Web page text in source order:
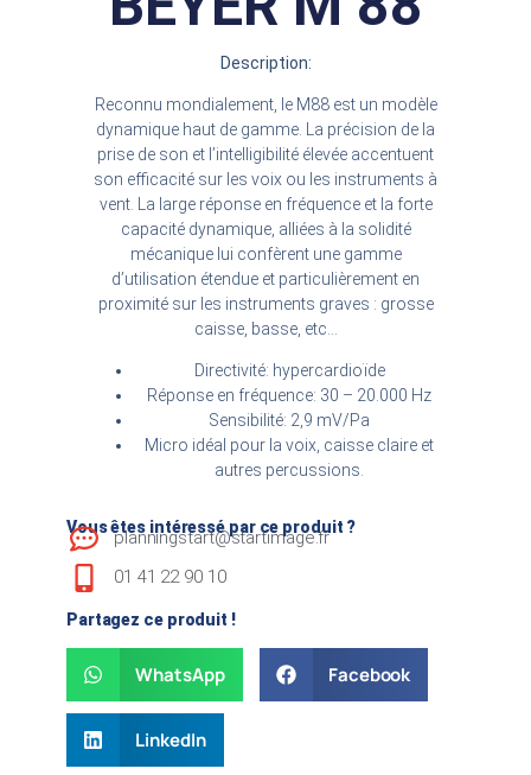
Description:
Reconnu mondialement, le M88 est un modèle
dynamique haut de gamme. La précision de la
prise de son et l’intelligibilité élevée accentuent
son efficacité sur les voix ou les instruments à
vent. La large réponse en fréquence et la forte
capacité dynamique, alliées à la solidité
mécanique lui confèrent une gamme
d’utilisation étendue et particulièrement en
proximité sur les instruments graves : grosse
caisse, basse, etc…
Directivité: hypercardioïde
Réponse en fréquence: 30 – 20.000 Hz
Sensibilité: 2,9 mV/Pa
Micro idéal pour la voix, caisse claire et
autres percussions.
Vous êtes intéressé par ce produit ?
planningstart@startimage.fr
01 41 22 90 10
Partagez ce produit !
WhatsApp Facebook
LinkedIn